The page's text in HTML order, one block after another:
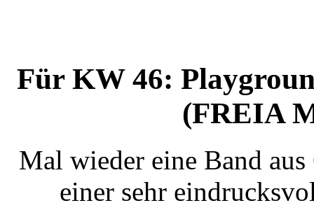
Für KW 46:
(FREIA
Mal wieder eine Band
einer sehr